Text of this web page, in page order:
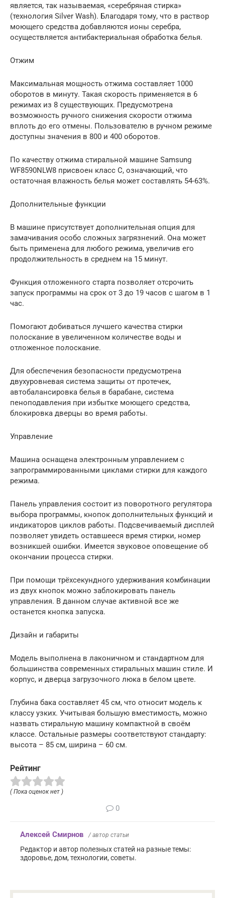
является, так называемая, «серебряная стирка»
(технология Silver Wash). Благодаря тому, что в раствор
моющего средства добавляются ионы серебра,
осуществляется антибактериальная обработка белья.
Отжим
Максимальная мощность отжима составляет 1000
оборотов в минуту. Такая скорость применяется в 6
режимах из 8 существующих. Предусмотрена
возможность ручного снижения скорости отжима
вплоть до его отмены. Пользователю в ручном режиме
доступны значения в 800 и 400 оборотов.
По качеству отжима стиральной машине Samsung
WF8590NLW8 присвоен класс С, означающий, что
остаточная влажность белья может составлять 54-63%.
Дополнительные функции
В машине присутствует дополнительная опция для
замачивания особо сложных загрязнений. Она может
быть применена для любого режима, увеличив его
продолжительность в среднем на 15 минут.
Функция отложенного старта позволяет отсрочить
запуск программы на срок от 3 до 19 часов с шагом в 1
час.
Помогают добиваться лучшего качества стирки
полоскание в увеличенном количестве воды и
отложенное полоскание.
Для обеспечения безопасности предусмотрена
двухуровневая система защиты от протечек,
автобалансировка белья в барабане, система
пеноподавления при избытке моющего средства,
блокировка дверцы во время работы.
Управление
Машина оснащена электронным управлением с
запрограммированными циклами стирки для каждого
режима.
Панель управления состоит из поворотного регулятора
выбора программы, кнопок дополнительных функций и
индикаторов циклов работы. Подсвечиваемый дисплей
позволяет увидеть оставшееся время стирки, номер
возникшей ошибки. Имеется звуковое оповещение об
окончании процесса стирки.
При помощи трёхсекундного удерживания комбинации
из двух кнопок можно заблокировать панель
управления. В данном случае активной все же
останется кнопка запуска.
Дизайн и габариты
Модель выполнена в лаконичном и стандартном для
большинства современных стиральных машин стиле. И
корпус, и дверца загрузочного люка в белом цвете.
Глубина бака составляет 45 см, что относит модель к
классу узких. Учитывая большую вместимость, можно
назвать стиральную машину компактной в своём
классе. Остальные размеры соответствуют стандарту:
высота – 85 см, ширина – 60 см.
Рейтинг
( Пока оценок нет )
0
Алексей Смирнов / автор статьи
Редактор и автор полезных статей на разные темы:
здоровье, дом, технологии, советы.